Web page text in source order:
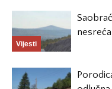
Vijesti